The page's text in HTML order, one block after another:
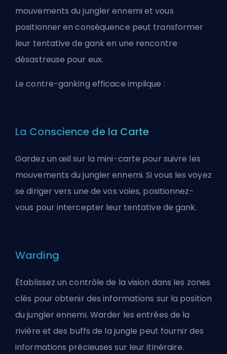
mouvements du jungler ennemi et vous
positionner en conséquence peut transformer
leur tentative de gank en une rencontre
désastreuse pour eux.
Le contre-ganking efficace implique :
La Conscience de la Carte
Gardez un œil sur la mini-carte pour suivre les
mouvements du jungler ennemi. Si vous les voyez
se diriger vers une de vos voies, positionnez-
vous pour intercepter leur tentative de gank.
Warding
Établissez un contrôle de la vision dans les zones
clés pour obtenir des informations sur la position
du jungler ennemi. Warder les entrées de la
rivière et des buffs de la jungle peut fournir des
informations précieuses sur leur itinéraire.